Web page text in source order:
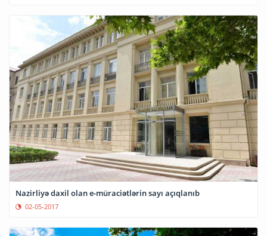
Nazirliyə daxil olan e-müraciətlərin sayı açıqlanıb
02-05-2017